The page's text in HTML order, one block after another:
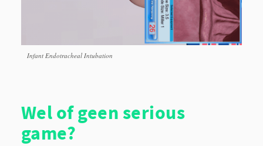
Infant Endotracheal Intubation
Wel of geen serious
game?